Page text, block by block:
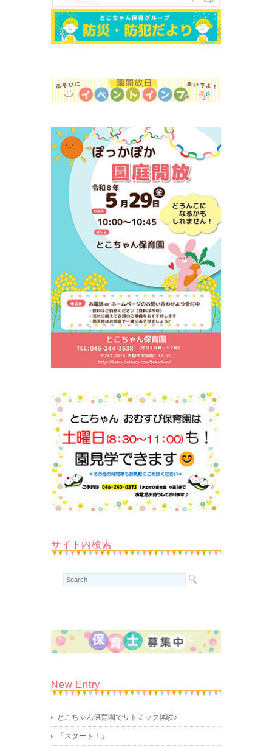
サイト内検索
New Entry
とこちゃん保育園でリトミック体験♪
「スタート！」